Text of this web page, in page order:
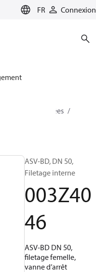
FR Connexion
chauffage
Vannes associées
ASV-BD, DN 50,
Filetage interne
003Z40
46
ASV-BD DN 50,
filetage femelle,
vanne d’arrêt